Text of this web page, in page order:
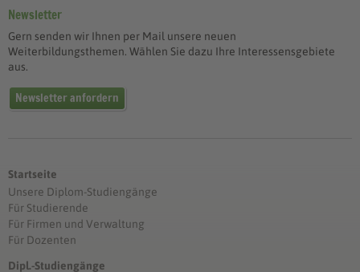
Newsletter
Gern senden wir Ihnen per Mail unsere neuen
Weiterbildungsthemen. Wählen Sie dazu Ihre Interessensgebiete
aus.
Newsletter anfordern
Startseite
Unsere Diplom-Studiengänge
Für Studierende
Für Firmen und Verwaltung
Für Dozenten
Dipl.-Studiengänge